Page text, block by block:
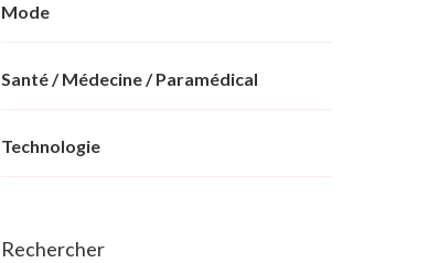
Mode
Santé / Médecine / Paramédical
Technologie
Rechercher